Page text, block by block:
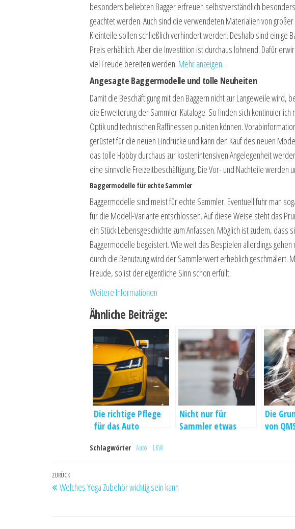
besonders beliebten Bagger erfreuen selbstverständlich
geachtet werden. Auch sind die verwendeten Materialien von
Kleinteile sollen schließlich verhindert werden. Deshalb sind einige
Preis erhältlich. Aber die Investition ist durchaus lohnend. Dafür
viel Freude bereiten werden. Mehr anzeigen…
Angesagte Baggermodelle und tolle Neuheiten
Damit die Beschäftigung mit den Baggern nicht zur Langeweile wird,
die Erweiterung der Sammler-Kataloge. So finden sich
Optik und technischen Raffinessen punkten können.
gerüstet für die neuen Eindrücke und kann den Kauf des neuen
das tolle Hobby durchaus zur kostenintensiven Angelegenheit
eine sinnvolle Freizeitbeschäftigung. Die Vor- und Nachteile werden
Baggermodelle für echte Sammler
Baggermodelle sind meist für echte Sammler. Eventuell fuhr man
für die Modell-Variante entschlossen. Auf diese Weise steht das
ein Stück Lebensgeschichte zum Anfassen. Möglich ist zudem, dass
Baggermodelle begeistert. Wie weit das Bespielen allerdings
durch die Benutzung wird der Sammlerwert erheblich geschmälert.
Freude, so ist der eigentliche Sinn schon erfüllt.
Weitere Informationen
Ähnliche Beiträge:
Die richtige Pflege
für das Auto
Nicht nur für
Sammler etwas
Die
von
Schlagwörter Auto LKW
Beitragsnavigation
Vorheriger
Beitrag
ZURÜCK
Welches Yoga Zubehör wichtig sein kann